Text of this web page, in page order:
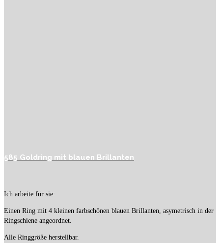
585 Goldring mit blauen Brillanten
Ich arbeite für sie:
Einen Ring mit 4 kleinen farbschönen blauen Brillanten, asymetrisch in der
Ringschiene angeordnet.
Alle Ringgröße herstellbar.